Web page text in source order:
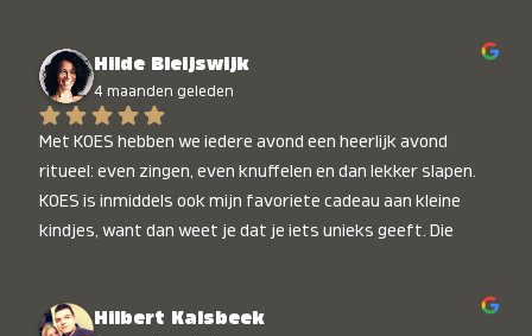
Hilde Bleijswijk
4 maanden geleden
Met KOES hebben we iedere avond een heerlijk avond
ritueel: even zingen, even knuffelen en dan lekker slapen.
KOES is inmiddels ook mijn favoriete cadeau aan kleine
kindjes, want dan weet je dat je iets unieks geeft. Die
Hilbert Kalsbeek